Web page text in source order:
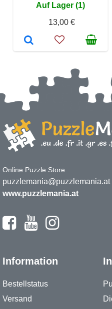
Auf Lager (1)
13,00 €
Online Puzzle Store
puzzlemania@puzzlemania.at
www.puzzlemania.at
Information
Bestellstatus
Versand